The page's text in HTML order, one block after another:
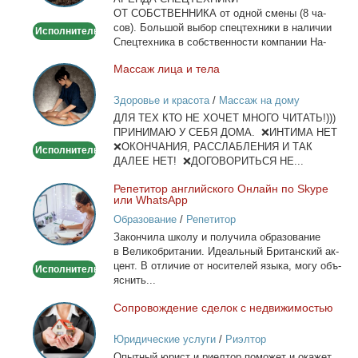
Исполнитель
ОТ СОБСТВЕННИКА от од­ной сме­ны (8 ча­
сов). Боль­шой вы­бор спец­тех­ни­ки в на­ли­чии
Спец­тех­ни­ка в соб­ствен­но­сти ком­па­нии На­
Массаж
лица
и
тела
Исполнитель
Мас­саж ли­ца и те­ла
Здоровье и красота/ Массаж на дому
ДЛЯ ТЕХ КТО НЕ ХОЧЕТ МНОГО ЧИТАТЬ!)))
ПРИНИМАЮ У СЕБЯ ДОМА. ❌ИНТИМА НЕТ
❌ОКОНЧАНИЯ, РАССЛАБЛЕНИЯ И ТАК
ДАЛЕЕ НЕТ! ❌ДОГОВОРИТЬСЯ НЕ...
Репетитор
английского
Онлайн
по
или
Исполнитель
Ре­пе­ти­тор ан­глий­ско­го Он­лайн по Skype
или WhatsApp
Образование/ Репетитор
За­кон­чи­ла шко­лу и по­лу­чи­ла об­ра­зо­ва­ние
в Ве­ли­ко­бри­та­нии. Иде­аль­ный Бри­тан­ский ак­
цент. В от­ли­чие от но­си­те­лей язы­ка, мо­гу объ­
яс­нить...
Сопровождение
сделок
с
Со­про­вож­де­ние сде­лок с недви­жи­мо­стью
Юридические услуги/ Риэлтор